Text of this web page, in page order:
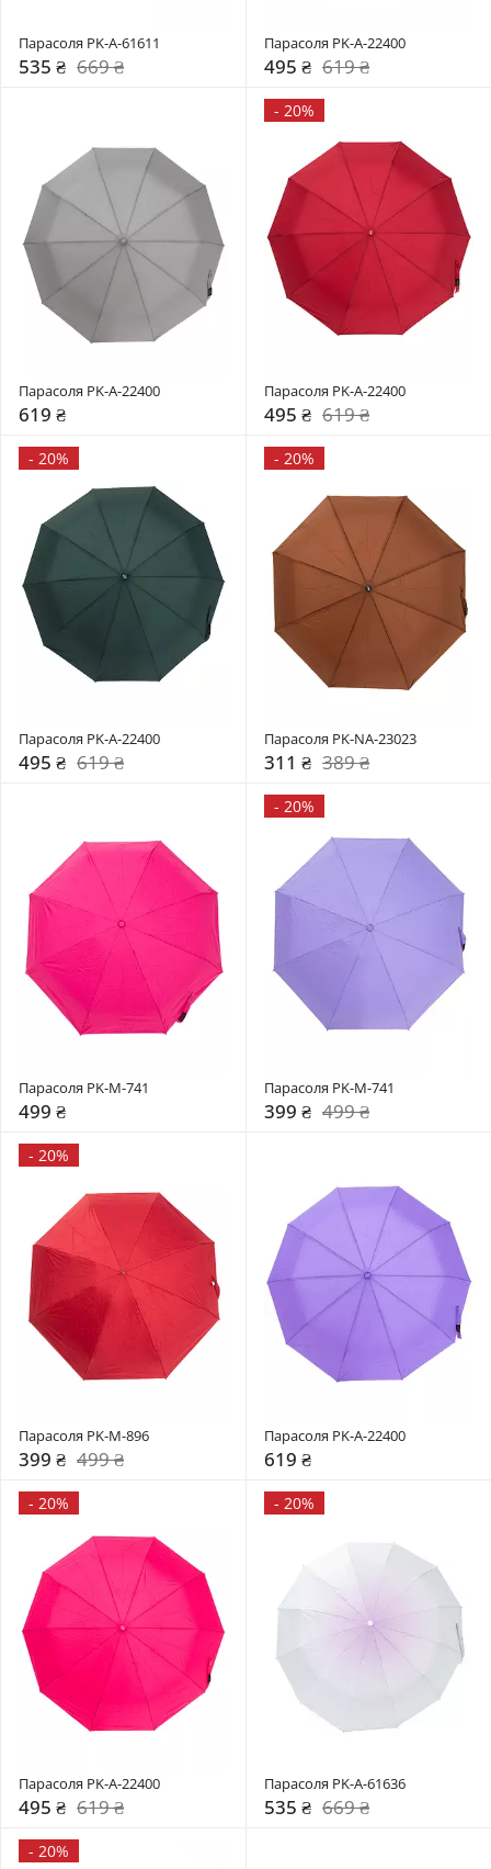
Парасоля PK-A-61611
535 ₴ 669 ₴
Парасоля PK-A-22400
495 ₴ 619 ₴
Парасоля PK-A-22400
619 ₴
- 20%
Парасоля PK-A-22400
495 ₴ 619 ₴
- 20%
Парасоля PK-A-22400
495 ₴ 619 ₴
- 20%
Парасоля PK-NA-23023
311 ₴ 389 ₴
Парасоля PK-M-741
499 ₴
- 20%
Парасоля PK-M-741
399 ₴ 499 ₴
- 20%
Парасоля PK-M-896
399 ₴ 499 ₴
Парасоля PK-A-22400
619 ₴
- 20%
Парасоля PK-A-22400
495 ₴ 619 ₴
- 20%
Парасоля PK-A-61636
535 ₴ 669 ₴
- 20%